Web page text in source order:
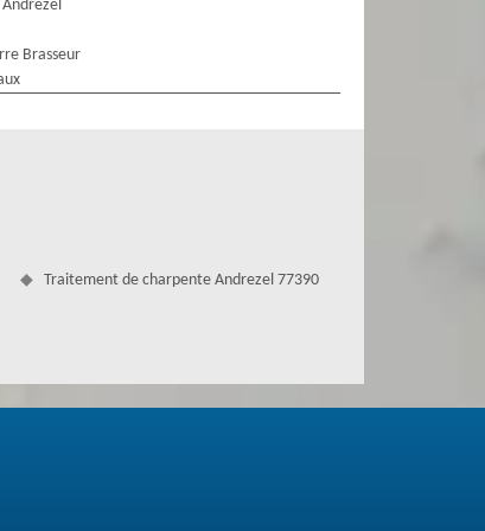
Brasseur
Traitement de charpente Andrezel 77390